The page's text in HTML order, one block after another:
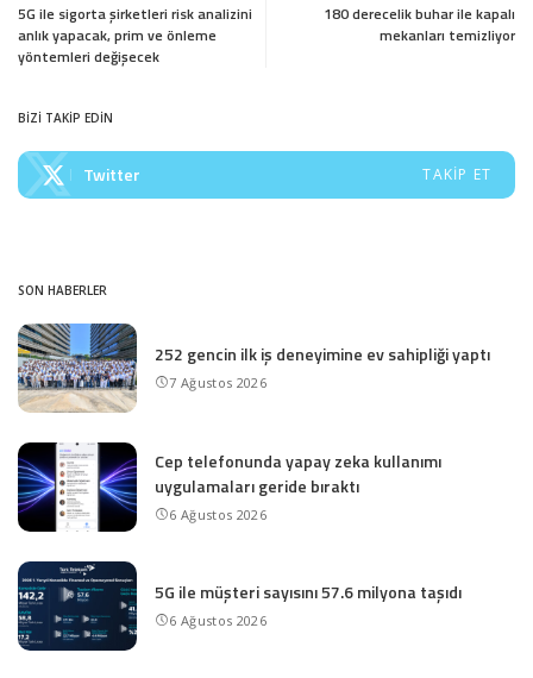
5G ile sigorta şirketleri risk analizini
anlık yapacak, prim ve önleme
yöntemleri değişecek
180 derecelik buhar ile kapalı
mekanları temizliyor
BİZİ TAKİP EDİN
Twitter TAKIP ET
SON HABERLER
252 gencin ilk iş deneyimine ev sahipliği yaptı
7 Ağustos 2026
Cep telefonunda yapay zeka kullanımı
uygulamaları geride bıraktı
6 Ağustos 2026
5G ile müşteri sayısını 57.6 milyona taşıdı
6 Ağustos 2026